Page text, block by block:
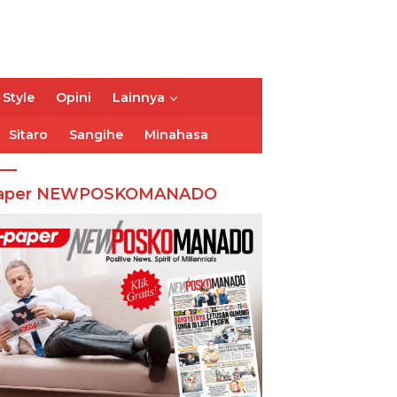
Opini Lainnya
Sitaro Sangihe Minahasa
NEWPOSKOMANADO